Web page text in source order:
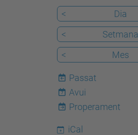
< Dia
<
Setmana
<
Mes
Passat
7
Avui
Properament
iCal